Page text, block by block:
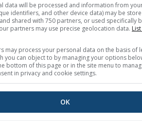
Die unterschiedlichen
die wir hier präsentieren
wurden berechnet von:
Europäischen Zentrum
mittelfristige
Wettervorhersage
Environmental
(NCEP/NOAA), dem
Wetterdienst (DWD),
data will be processed and information from
identifiers, and other device data) may be
shared with 750 partners, or used specifically
partners may use precise geolocation data.
may process your personal data on the basis of
you can object to by managing your options
bottom of this page or in the site menu to
in privacy and cookie settings.
OK